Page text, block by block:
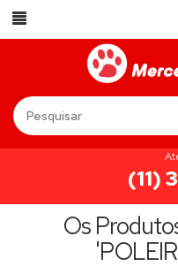
(11)
Os